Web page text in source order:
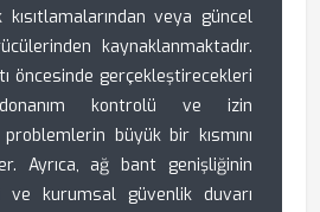
veya güncel
kaynaklanmaktadır.
öncesinde gerçekleştirecekleri
kontrolü ve izin
problemlerin büyük bir kısmını
Ayrıca, ağ bant genişliğinin
ve kurumsal güvenlik duvarı